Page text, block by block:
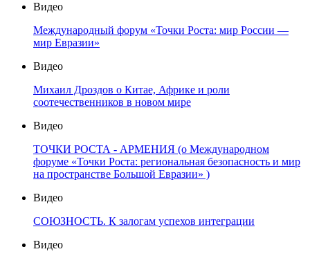
Видео
Международный форум «Точки Роста: мир России —
мир Евразии»
Видео
Михаил Дроздов о Китае, Африке и роли
соотечественников в новом мире
Видео
ТОЧКИ РОСТА - АРМЕНИЯ (о Международном
форуме «Точки Роста: региональная безопасность и мир
на пространстве Большой Евразии» )
Видео
СОЮЗНОСТЬ. К залогам успехов интеграции
Видео